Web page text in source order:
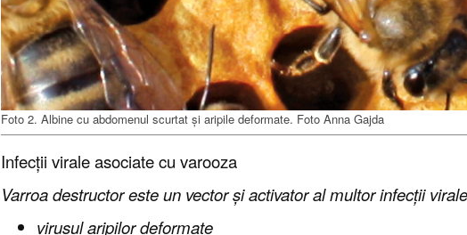
Foto 2. Albine cu abdomenul scurtat și aripile deformate. Foto Anna Gajda
Infecții virale asociate cu varooza
Varroadestructoreste un vector și activator al multor infecții
virusul aripilor deformate